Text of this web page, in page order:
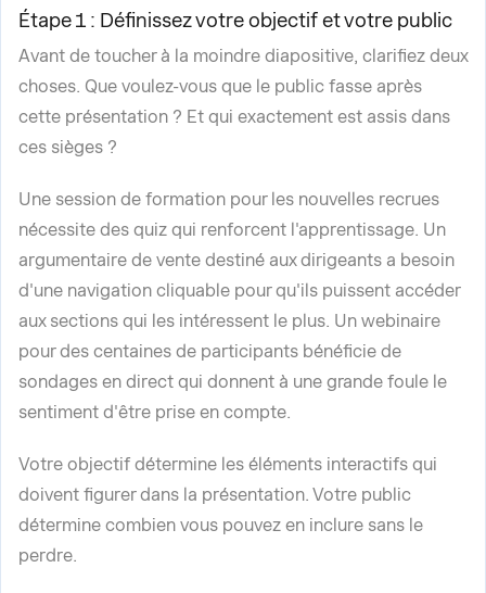
Étape 1 : Définissez votre objectif et votre public
Avant de toucher à la moindre diapositive, clarifiez deux
choses. Que voulez-vous que le public fasse après
cette présentation ? Et qui exactement est assis dans
ces sièges ?
Une session de formation pour les nouvelles recrues
nécessite des quiz qui renforcent l'apprentissage. Un
argumentaire de vente destiné aux dirigeants a besoin
d'une navigation cliquable pour qu'ils puissent accéder
aux sections qui les intéressent le plus. Un webinaire
pour des centaines de participants bénéficie de
sondages en direct qui donnent à une grande foule le
sentiment d'être prise en compte.
Votre objectif détermine les éléments interactifs qui
doivent figurer dans la présentation. Votre public
détermine combien vous pouvez en inclure sans le
perdre.